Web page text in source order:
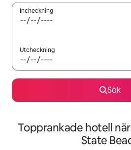
Incheckning
Utcheckning
Sök
Topprankade hotell
State